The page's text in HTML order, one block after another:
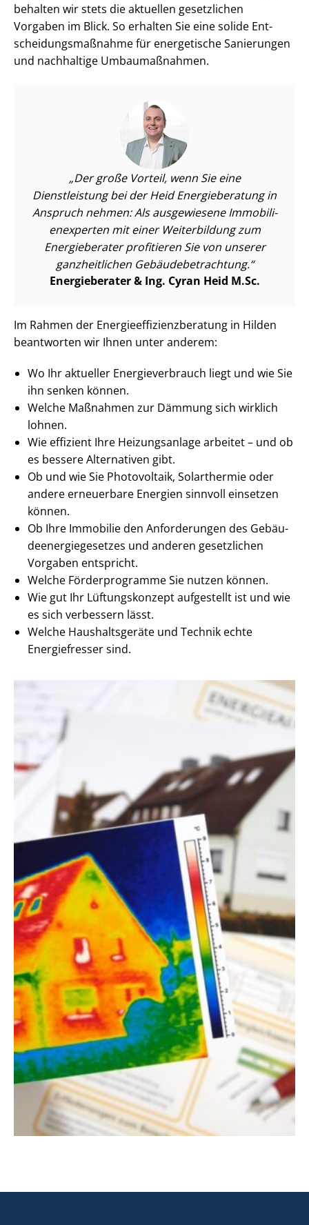
behalten wir stets die aktuellen gesetzlichen
Vorgaben im Blick. So erhalten Sie eine solide Ent­
schei­dungs­maß­nah­me für energetische Sanierungen
und nachhaltige Umbaumaßnahmen.
Der große Vorteil, wenn Sie eine
Dienstleistung bei der Heid Energieberatung in
Anspruch nehmen: Als ausgewiesene Im­mo­bi­li­
en­ex­per­ten mit einer Weiterbildung zum
Energieberater profitieren Sie von unserer
ganzheitlichen Ge­bäu­de­be­trach­tung.
Energieberater & Ing. Cyran Heid M.Sc.
Im Rahmen der En­er­gie­ef­fi­zi­enz­be­ra­tung in Hilden
beantworten wir Ihnen unter anderem:
Wo Ihr aktueller En­er­gie­ver­brauch liegt und wie Sie
ihn senken können.
Welche Maßnahmen zur Dämmung sich wirklich
lohnen.
Wie effizient Ihre Heizungsanlage arbeitet – und ob
es bessere Alternativen gibt.
Ob und wie Sie Photovoltaik, Solarthermie oder
andere erneuerbare Energien sinnvoll einsetzen
können.
Ob Ihre Immobilie den Anforderungen des Ge­bäu­
de­en­er­gie­ge­set­zes und anderen gesetzlichen
Vorgaben entspricht.
Welche Förderprogramme Sie nutzen können.
Wie gut Ihr Lüftungskonzept aufgestellt ist und wie
es sich verbessern lässt.
Welche Haushaltsgeräte und Technik echte
Energiefresser sind.